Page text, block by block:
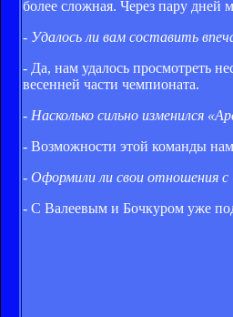
более сложная. Через пару дней
- Удалось ли вам составить
- Да, нам удалось просмотреть
весенней части чемпионата.
- Насколько сильно изменился
- Возможности этой команды
- Оформили ли свои отношения с
- С Валеевым и Бочкуром уже